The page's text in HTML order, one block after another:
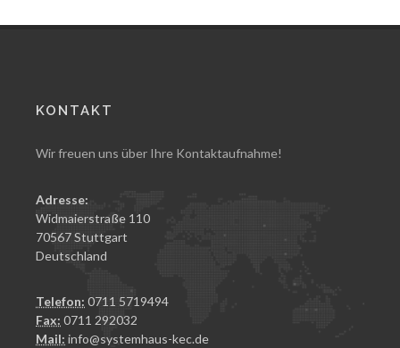
KONTAKT
Wir freuen uns über Ihre Kontaktaufnahme!
Adresse:
Widmaierstraße 110
70567 Stuttgart
Deutschland
Telefon: 0711 5719494
Fax: 0711 292032
Mail: info@systemhaus-kec.de